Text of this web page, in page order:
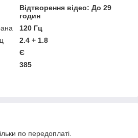
Відтворення відео: До 29
годин
120 Гц
2.4 + 1.8
Є
385
по передоплаті.